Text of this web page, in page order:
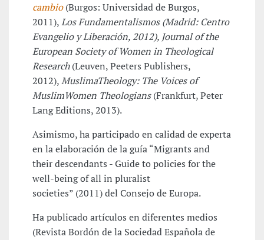
cambio(Burgos: Universidad de Burgos,
2011),Los Fundamentalismos(Madrid: Centro
Evangelio y Liberación, 2012), Journal of the
European Society of Women in Theological
Research(Leuven, Peeters Publishers,
2012),MuslimaTheology: The Voices of
MuslimWomen Theologians(Frankfurt, Peter
Lang Editions, 2013).
Asimismo, ha participado en calidad de experta
en la elaboración de la guía “Migrants and
their descendants - Guide to policies for the
well-being of all in pluralist
societies” (2011) del Consejo de Europa.
Ha publicado artículos en diferentes medios
(Revista Bordón de la Sociedad Española de